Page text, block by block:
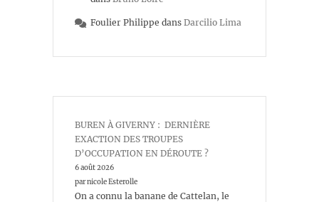
Foulier Philippe dans Darcilio Lima
BUREN À GIVERNY : DERNIÈRE
EXACTION DES TROUPES
D’OCCUPATION EN DÉROUTE ?
6 août 2026
par nicole Esterolle
On a connu la banane de Cattelan, le